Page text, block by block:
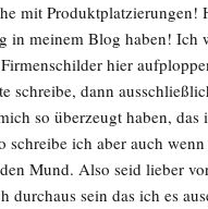
mit
in meinem Blog haben!
hier
schreibe, dann
so überzeugt haben,
schreibe ich aber auch
Mund. Also seid lieber
durchaus sein das ich es